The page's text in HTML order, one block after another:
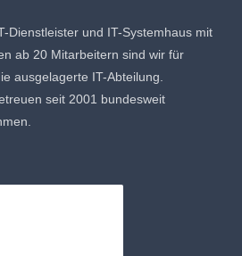
Dienstleister und IT-Systemhaus mit
ab 20 Mitarbeitern sind wir für
ausgelagerte IT-Abteilung.
seit 2001 bundesweit